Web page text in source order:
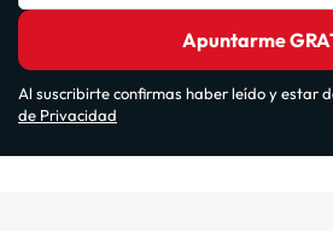
Apuntarme
Al suscribirte confirmas haber leído y estar
de Privacidad